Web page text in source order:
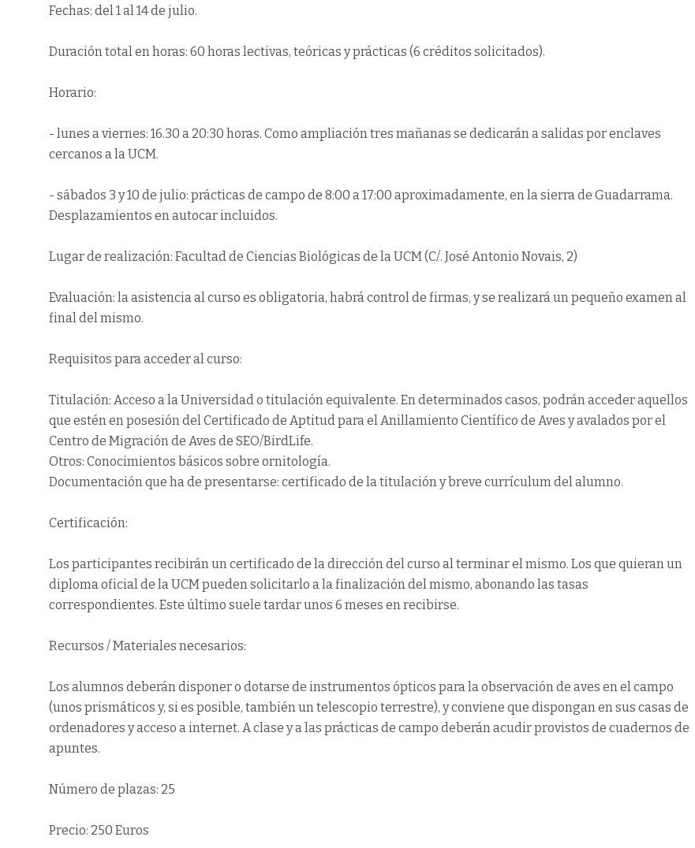
Fechas: del 1 al 14 de julio.
Duración total en horas: 60 horas lectivas, teóricas y prácticas (6 créditos solicitados).
Horario:
- lunes a viernes: 16.30 a 20:30 horas. Como ampliación tres mañanas se dedicarán a salidas por enclaves
cercanos a la UCM.
- sábados 3 y 10 de julio: prácticas de campo de 8:00 a 17:00 aproximadamente, en la sierra de Guadarrama.
Desplazamientos en autocar incluidos.
Lugar de realización: Facultad de Ciencias Biológicas de la UCM (C/. José Antonio Novais, 2)
Evaluación: la asistencia al curso es obligatoria, habrá control de firmas, y se realizará un pequeño examen al
final del mismo.
Requisitos para acceder al curso:
Titulación: Acceso a la Universidad o titulación equivalente. En determinados casos, podrán acceder aquellos
que estén en posesión del Certificado de Aptitud para el Anillamiento Científico de Aves y avalados por el
Centro de Migración de Aves de SEO/BirdLife.
Otros: Conocimientos básicos sobre ornitología.
Documentación que ha de presentarse: certificado de la titulación y breve currículum del alumno.
Certificación:
Los participantes recibirán un certificado de la dirección del curso al terminar el mismo. Los que quieran un
diploma oficial de la UCM pueden solicitarlo a la finalización del mismo, abonando las tasas
correspondientes. Este último suele tardar unos 6 meses en recibirse.
Recursos / Materiales necesarios:
Los alumnos deberán disponer o dotarse de instrumentos ópticos para la observación de aves en el campo
(unos prismáticos y, si es posible, también un telescopio terrestre), y conviene que dispongan en sus casas de
ordenadores y acceso a internet. A clase y a las prácticas de campo deberán acudir provistos de cuadernos de
apuntes.
Número de plazas: 25
Precio: 250 Euros